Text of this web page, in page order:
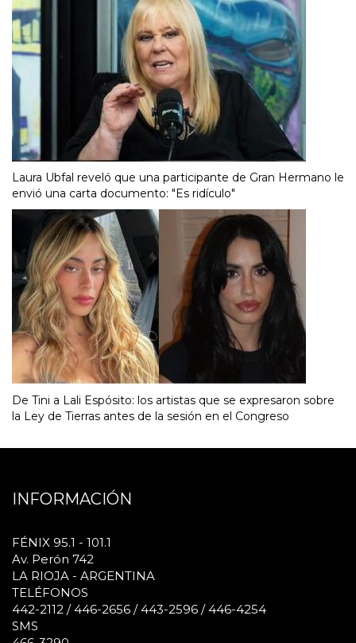
Laura Ubfal reveló que una participante de Gran Hermano le
envió una carta documento: "Es ridículo"
De Tini a Lali Espósito: los artistas que se expresaron sobre
la Ley de Tierras antes de la sesión en el Congreso
INFORMACIÓN
FÉNIX 95.1 - 101.1
Av. Perón 742
LA RIOJA - ARGENTINA
TELÉFONOS
442-2112 / 446-2656 / 443-2596 / 446-4254
SMS